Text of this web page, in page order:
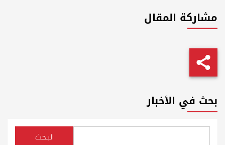
مشاركة المقال
بحث في الأخبار
البحث